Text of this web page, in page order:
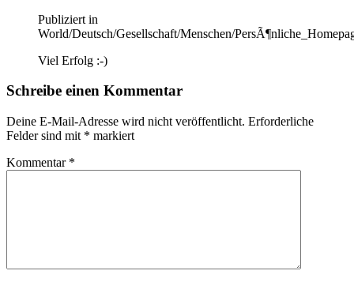
Publiziert in
World/Deutsch/Gesellschaft/Menschen/
Viel Erfolg :-)
Schreibe einen Kommentar
Deine E-Mail-Adresse wird nicht veröffentlicht. Erforderliche
Felder sind mit * markiert
Kommentar *